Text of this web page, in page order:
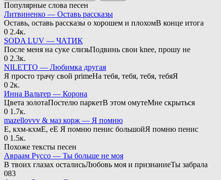
Популярные слова песен
Литвиненко — Оставь рассказы
Оставь, оставь рассказы о хорошем и плохомВ конце итога
0 2.4к.
SODA LUV — ЧАТИК
После меня на суке слизьПодвинь свои knee, прошу не
0 2.3к.
NILETTO — Любимка другая
Я просто трачу свой primeНа тебя, тебя, тебя, тебяЯ
0 2к.
Инна Вальтер — Корона
Цвета золотаПостелю паркетВ этом омутеМне скрыться
0 1.7к.
mazellovvv & маз корж — Я помню
Е, кхм-кхмЕ, еЕ Я помню пенис большойЯ помню пенис
0 1.5к.
Похоже тексты песен
Авраам Руссо — Ты больше не моя
В твоих глазах осталисьЛюбовь моя и признаниеТы забрала
083